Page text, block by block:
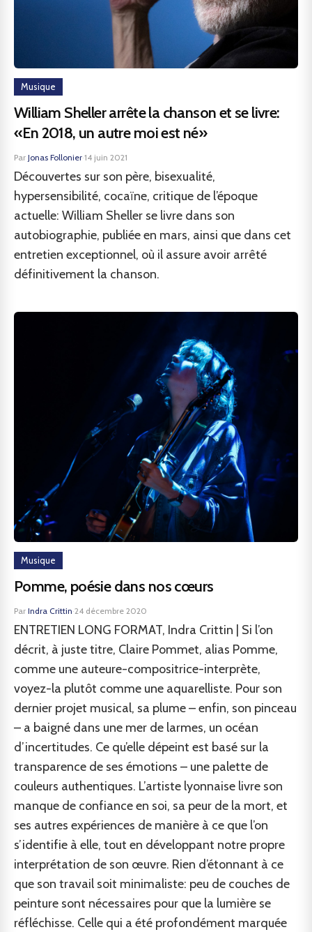
Musique
William Sheller arrête la chanson et se livre:
«En 2018, un autre moi est né»
Par Jonas Follonier·14 juin 2021
Découvertes sur son père, bisexualité,
hypersensibilité, cocaïne, critique de l’époque
actuelle: William Sheller se livre dans son
autobiographie, publiée en mars, ainsi que dans cet
entretien exceptionnel, où il assure avoir arrêté
définitivement la chanson.
Musique
Pomme, poésie dans nos cœurs
Par Indra Crittin·24 décembre 2020
ENTRETIEN LONG FORMAT, Indra Crittin | Si l’on
décrit, à juste titre, Claire Pommet, alias Pomme,
comme une auteure-compositrice-interprète,
voyez-la plutôt comme une aquarelliste. Pour son
dernier projet musical, sa plume – enfin, son pinceau
– a baigné dans une mer de larmes, un océan
d’incertitudes. Ce qu’elle dépeint est basé sur la
transparence de ses émotions – une palette de
couleurs authentiques. L’artiste lyonnaise livre son
manque de confiance en soi, sa peur de la mort, et
ses autres expériences de manière à ce que l’on
s’identifie à elle, tout en développant notre propre
interprétation de son œuvre. Rien d’étonnant à ce
que son travail soit minimaliste: peu de couches de
peinture sont nécessaires pour que la lumière se
réfléchisse. Celle qui a été profondément marquée